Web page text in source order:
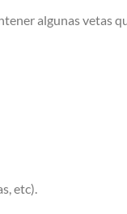
algunas vetas
etc).